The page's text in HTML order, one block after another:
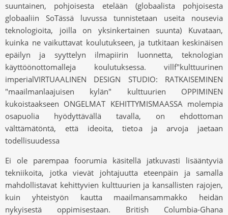
suuntainen, pohjoisesta etelään (globaalista pohjoisesta
globaaliin SoTässä luvussa tunnistetaan useita nousevia
teknologioita, joilla on yksinkertainen suunta) Kuvataan,
kuinka ne vaikuttavat koulutukseen, ja tutkitaan keskinäisen
epäilyn ja syyttelyn ilmapiirin luonnetta, teknologian
käyttöönottomalleja koulutuksessa. villf"kulttuurinen
imperialVIRTUAALINEN DESIGN STUDIO: RATKAISEMINEN
"maailmanlaajuisen kylän" kulttuurien OPPIMINEN
kukoistaakseen ONGELMAT KEHITTYMISMAASSA molempia
osapuolia hyödyttävällä tavalla, on ehdottoman
välttämätöntä, että ideoita, tietoa ja arvoja jaetaan
todellisuudessa
Ei ole parempaa foorumia käsitellä jatkuvasti lisääntyviä
tekniikoita, jotka vievät johtajuutta eteenpäin ja samalla
mahdollistavat kehittyvien kulttuurien ja kansallisten rajojen,
kuin yhteistyön kautta maailmansammakko heidän
nykyisestä oppimisestaan. British Columbia-Ghana